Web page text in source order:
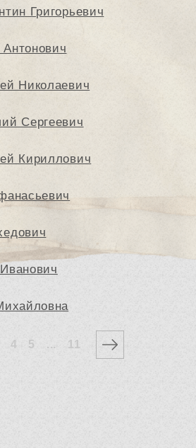
Григорьевич
Николаевич
Сергеевич
Кириллович
4 5 ... 11